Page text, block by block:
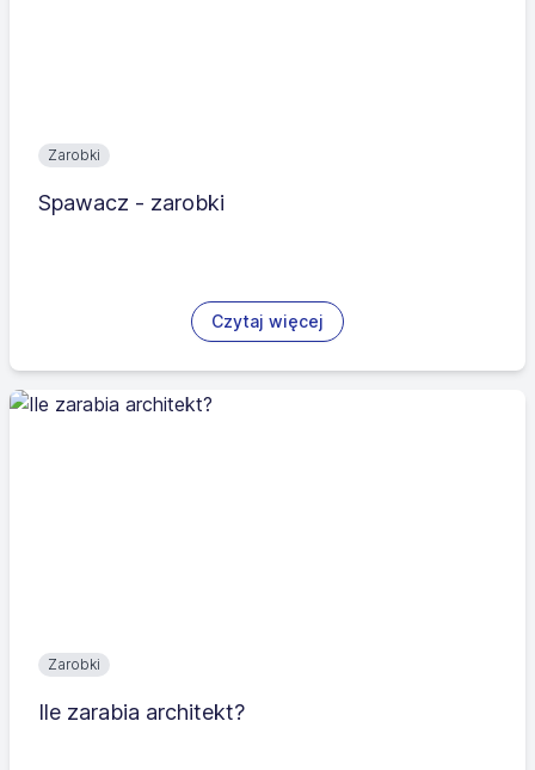
Zarobki
Spawacz - zarobki
Czytaj więcej
Zarobki
Ile zarabia architekt?